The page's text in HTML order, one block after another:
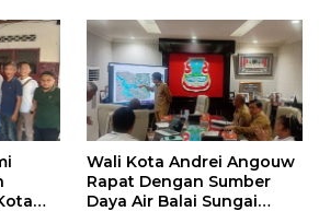
Pramuka
Wali Kota Andrei Angouw
Rapat Dengan Sumber
Daya Air Balai Sungai